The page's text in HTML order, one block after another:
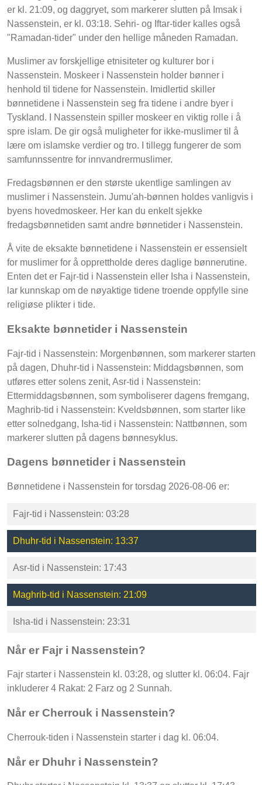
er kl. 21:09, og daggryet, som markerer slutten på Imsak i
Nassenstein, er kl. 03:18. Sehri- og Iftar-tider kalles også
"Ramadan-tider" under den hellige måneden Ramadan.
Muslimer av forskjellige etnisiteter og kulturer bor i
Nassenstein. Moskeer i Nassenstein holder bønner i
henhold til tidene for Nassenstein. Imidlertid skiller
bønnetidene i Nassenstein seg fra tidene i andre byer i
Tyskland. I Nassenstein spiller moskeer en viktig rolle i å
spre islam. De gir også muligheter for ikke-muslimer til å
lære om islamske verdier og tro. I tillegg fungerer de som
samfunnssentre for innvandrermuslimer.
Fredagsbønnen er den største ukentlige samlingen av
muslimer i Nassenstein. Jumu'ah-bønnen holdes vanligvis i
byens hovedmoskeer. Her kan du enkelt sjekke
fredagsbønnetiden samt andre bønnetider i Nassenstein.
Å vite de eksakte bønnetidene i Nassenstein er essensielt
for muslimer for å opprettholde deres daglige bønnerutine.
Enten det er Fajr-tid i Nassenstein eller Isha i Nassenstein,
lar kunnskap om de nøyaktige tidene troende oppfylle sine
religiøse plikter i tide.
Eksakte bønnetider i Nassenstein
Fajr-tid i Nassenstein: Morgenbønnen, som markerer starten
på dagen, Dhuhr-tid i Nassenstein: Middagsbønnen, som
utføres etter solens zenit, Asr-tid i Nassenstein:
Ettermiddagsbønnen, som symboliserer dagens fremgang,
Maghrib-tid i Nassenstein: Kveldsbønnen, som starter like
etter solnedgang, Isha-tid i Nassenstein: Nattbønnen, som
markerer slutten på dagens bønnesyklus.
Dagens bønnetider i Nassenstein
Bønnetidene i Nassenstein for torsdag 2026-08-06 er:
Fajr-tid i Nassenstein: 03:28
Dhuhr-tid i Nassenstein: 13:37
Asr-tid i Nassenstein: 17:43
Maghrib-tid i Nassenstein: 21:09
Isha-tid i Nassenstein: 23:31
Når er Fajr i Nassenstein?
Fajr starter i Nassenstein kl. 03:28, og slutter kl. 06:04. Fajr
inkluderer 4 Rakat: 2 Farz og 2 Sunnah.
Når er Cherrouk i Nassenstein?
Cherrouk-tiden i Nassenstein starter i dag kl. 06:04.
Når er Dhuhr i Nassenstein?